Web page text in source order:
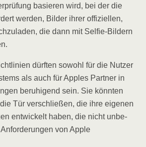
basie­ren wird, bei der die
wer­den, Bil­der ihrer offi­zi­el­len,
die dann mit Sel­fie-Bil­dern
dürf­ten sowohl für die Nut­zer
als auch für App­les Part­ner in
beru­hi­gend sein. Sie könn­ten
Tür ver­schlie­ßen, die ihre eige­nen
ent­wi­ckelt haben, die nicht unbe­
von Apple